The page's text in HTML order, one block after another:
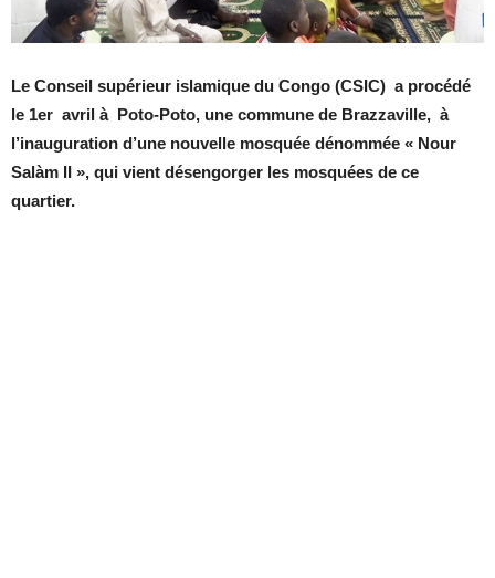
Le Conseil supérieur islamique du Congo (CSIC) a procédé
le 1er avril à Poto-Poto, une commune de Brazzaville, à
l’inauguration d’une nouvelle mosquée dénommée « Nour
Salàm II », qui vient désengorger les mosquées de ce
quartier.